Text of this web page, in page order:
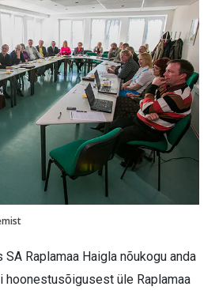
Raplamaa Haigla nõukogu anda
hoonestusõigusest üle Raplamaa